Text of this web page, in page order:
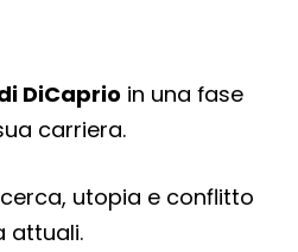
DiCaprio in una fase
carriera.
utopia e conflitto
attuali.